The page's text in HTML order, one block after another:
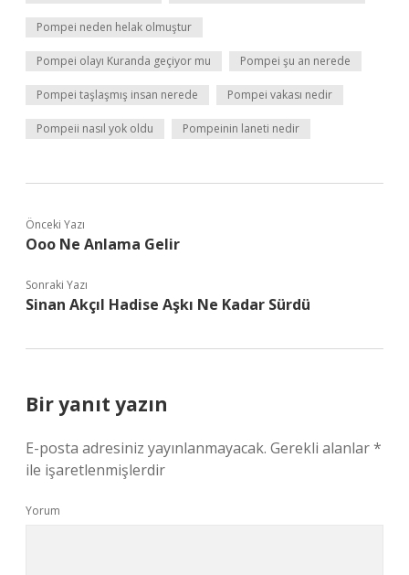
Pompei neden helak olmuştur
Pompei olayı Kuranda geçiyor mu Pompei şu an nerede
Pompei taşlaşmış insan nerede Pompei vakası nedir
Pompeii nasıl yok oldu Pompeinin laneti nedir
Önceki Yazı
Ooo Ne Anlama Gelir
Sonraki Yazı
Sinan Akçıl Hadise Aşkı Ne Kadar Sürdü
Bir yanıt yazın
E-posta adresiniz yayınlanmayacak. Gerekli alanlar*
ile işaretlenmişlerdir
Yorum